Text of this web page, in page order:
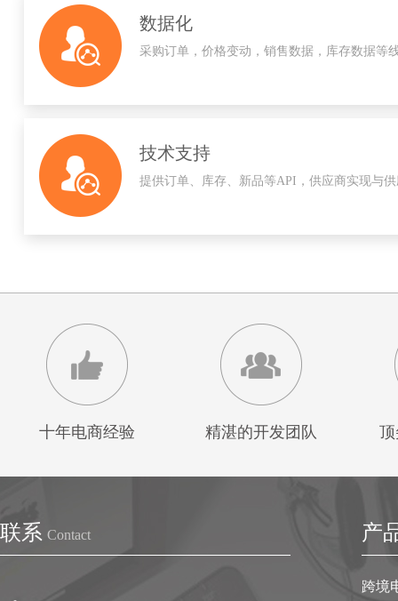
数据化
采购订单，价格变动，销售数据，库存数据等
技术支持
提供订单、库存、新品等API，供应商实现与
十年电商经验 精湛的开发团队
联系 Contact 产
跨境